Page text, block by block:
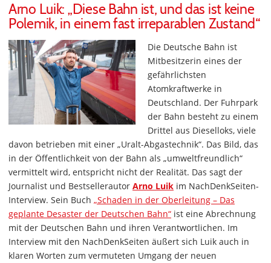
Arno Luik: „Diese Bahn ist, und das ist keine
Polemik, in einem fast irreparablen Zustand“
Die Deutsche Bahn ist
Mitbesitzerin eines der
gefährlichsten
Atomkraftwerke in
Deutschland. Der Fuhrpark
der Bahn besteht zu einem
Drittel aus Dieselloks, viele
davon betrieben mit einer „Uralt-Abgastechnik“. Das Bild, das
in der Öffentlichkeit von der Bahn als „umweltfreundlich“
vermittelt wird, entspricht nicht der Realität. Das sagt der
Journalist und Bestsellerautor Arno Luik im NachDenkSeiten-
Interview. Sein Buch „Schaden in der Oberleitung – Das
geplante Desaster der Deutschen Bahn“ ist eine Abrechnung
mit der Deutschen Bahn und ihren Verantwortlichen. Im
Interview mit den NachDenkSeiten äußert sich Luik auch in
klaren Worten zum vermuteten Umgang der neuen